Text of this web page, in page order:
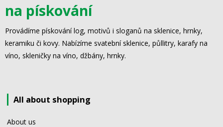
na pískování
Provádíme pískování log, motivů i sloganů na sklenice, hrnky,
keramiku či kovy. Nabízíme svatební sklenice, půllitry, karafy na
víno, skleničky na víno, džbány, hrnky.
All about shopping
About us